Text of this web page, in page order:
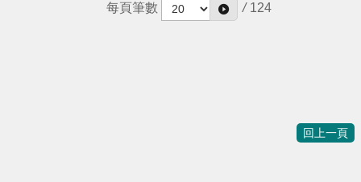
每頁筆數 / 124
回上一頁